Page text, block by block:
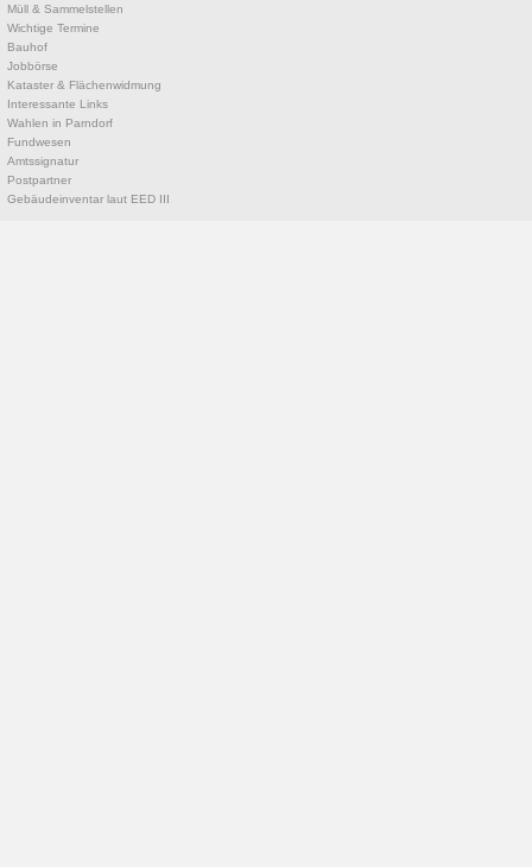
Müll & Sammelstellen
Wichtige Termine
Bauhof
Jobbörse
Kataster & Flächenwidmung
Interessante Links
Wahlen in Parndorf
Fundwesen
Amtssignatur
Postpartner
Gebäudeinventar laut EED III